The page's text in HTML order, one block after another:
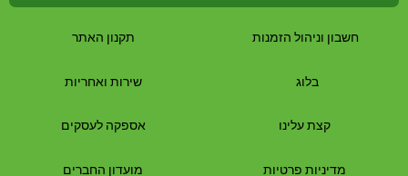
חשבון וניהול הזמנות
בלוג
קצת עלינו
מדיניות פרטיות
תקנון האתר
שירות ואחריות
אספקה לעסקים
מועדון החברים